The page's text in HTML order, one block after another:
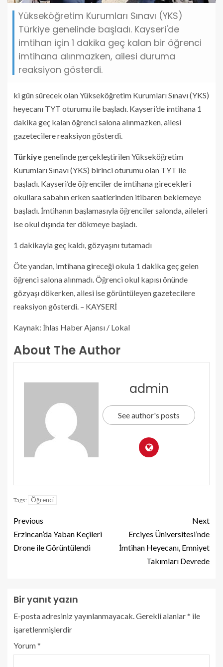
Yükseköğretim Kurumları Sınavı (YKS)
Türkiye genelinde başladı. Kayseri'de
imtihan için 1 dakika geç kalan bir öğrenci
imtihana alınmazken, ailesi duruma
reaksiyon gösterdi.
ki gün sürecek olan Yükseköğretim Kurumları Sınavı (YKS)
heyecanı TYT oturumu ile başladı. Kayseri’de imtihana 1
dakika geç kalan öğrenci salona alınmazken, ailesi
gazetecilere reaksiyon gösterdi.
Türkiyegenelinde gerçekleştirilen Yükseköğretim
Kurumları Sınavı (YKS) birinci oturumu olan TYT ile
başladı. Kayseri’de öğrenciler de imtihana girecekleri
okullara sabahın erken saatlerinden itibaren beklemeye
başladı. İmtihanın başlamasıyla öğrenciler salonda, aileleri
ise okul dışında ter dökmeye başladı.
1 dakikayla geç kaldı, gözyaşını tutamadı
Öte yandan, imtihana gireceği okula 1 dakika geç gelen
öğrenci salona alınmadı. Öğrenci okul kapısı önünde
gözyaşı dökerken, ailesi ise görüntüleyen gazetecilere
reaksiyon gösterdi. – KAYSERİ
Kaynak: İhlas Haber Ajansı / Lokal
About The Author
admin
See author's posts
Tags: Öğrenci
Previous
Erzincan’da Yaban Keçileri
Drone ile Görüntülendi
Next
Erciyes Üniversitesi’nde
İmtihan Heyecanı, Emniyet
Takımları Devrede
Bir yanıt yazın
E-posta adresiniz yayınlanmayacak.Gerekli alanlar* ile
işaretlenmişlerdir
Yorum*